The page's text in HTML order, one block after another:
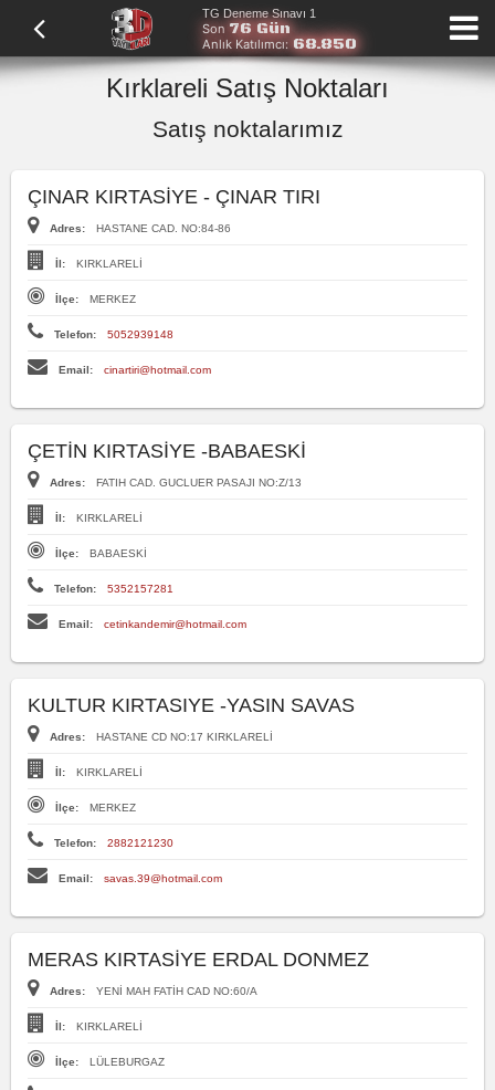
TG Deneme Sınavı 1
Son 76 Gün
Anlık Katılımcı: 68.850
Kırklareli Satış Noktaları
Satış noktalarımız
ÇINAR KIRTASİYE - ÇINAR TIRI
Adres: HASTANE CAD. NO:84-86
İl: KIRKLARELİ
İlçe: MERKEZ
Telefon: 5052939148
Email: cinartiri@hotmail.com
ÇETİN KIRTASİYE -BABAESKİ
Adres: FATIH CAD. GUCLUER PASAJI NO:Z/13
İl: KIRKLARELİ
İlçe: BABAESKİ
Telefon: 5352157281
Email: cetinkandemir@hotmail.com
KULTUR KIRTASIYE -YASIN SAVAS
Adres: HASTANE CD NO:17 KIRKLARELİ
İl: KIRKLARELİ
İlçe: MERKEZ
Telefon: 2882121230
Email: savas.39@hotmail.com
MERAS KIRTASİYE ERDAL DONMEZ
Adres: YENİ MAH FATİH CAD NO:60/A
İl: KIRKLARELİ
İlçe: LÜLEBURGAZ